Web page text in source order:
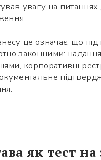
увагу на
це означає, що
законними:
корпоративні
як тест